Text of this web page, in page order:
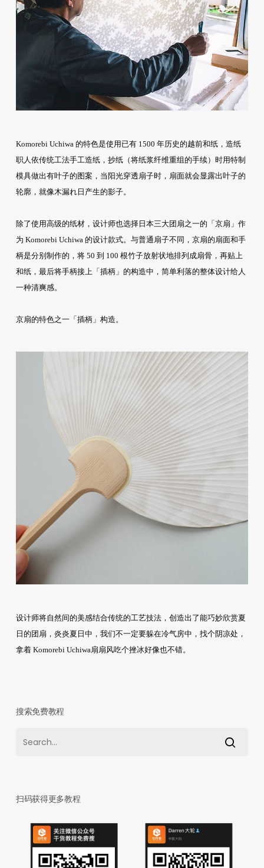
Komorebi Uchiwa 的特色是使用已有 1500 年历史的越前和纸，造纸
职人依传统工法手工造纸，抄纸（将纸浆纤维重组的手续）时用特制
模具做出有叶子的图案，当阳光穿透扇子时，扇面就会显露出叶子的
轮廓，就像木漏れ日产生的影子。
除了使用高级的纸材，设计师也选择日本三大团扇之一的「京扇」作
为 Komorebi Uchiwa 的设计款式。与普通扇子不同，京扇的扇面和手
柄是分别制作的，将 50 到 100 根竹子放射状地排列成扇骨，再贴上
和纸，最后将手柄接上「插柄」的构造中，简单利落的整体设计给人
一种清爽感。
京扇的特色之一「插柄」构造。
设计师将自然间的美感结合传统的工艺技法，创造出了能巧妙欣赏夏
日的团扇，炎炎夏日中，我们不一定要躲在冷气房中，找个阴凉处，
拿着 Komorebi Uchiwa扇扇风吃个挫冰好像也不错。
搜索免费教程
扫码获得更多教程